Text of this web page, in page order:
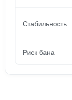
Стабильность
Риск бана